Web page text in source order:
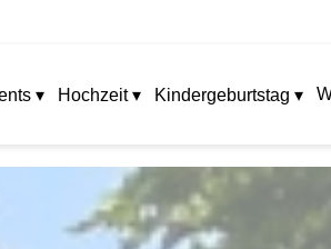
▾ Hochzeit ▾ Kindergeburtstag ▾